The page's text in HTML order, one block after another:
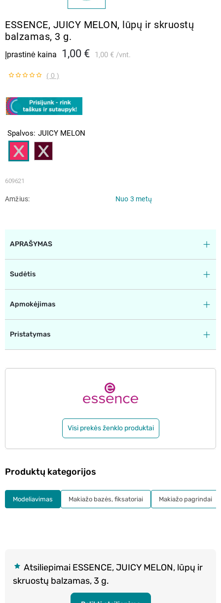
ESSENCE, JUICY MELON, lūpų ir skruostų
balzamas, 3 g.
Įprastinė kaina 1,00 € 1,00 € vnt.
( 0 )
609621
Spalvos JUICY MELON
Amžius Nuo 3 metų
APRAŠYMAS
Sudėtis
Apmokėjimas
Pristatymas
Visi prekės ženklo produktai
Atsiliepimai ESSENCE, JUICY MELON, lūpų ir
skruostų balzamas, 3 g.
Produktų kategorijos
Modeliavimas Makiažo bazės, fiksatoriai Makiažo pagrindai